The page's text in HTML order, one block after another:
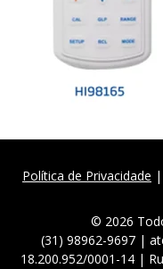
Política de Privacidade |
© 2026
(31) 98962-9697 |
18.200.952/0001-14 |